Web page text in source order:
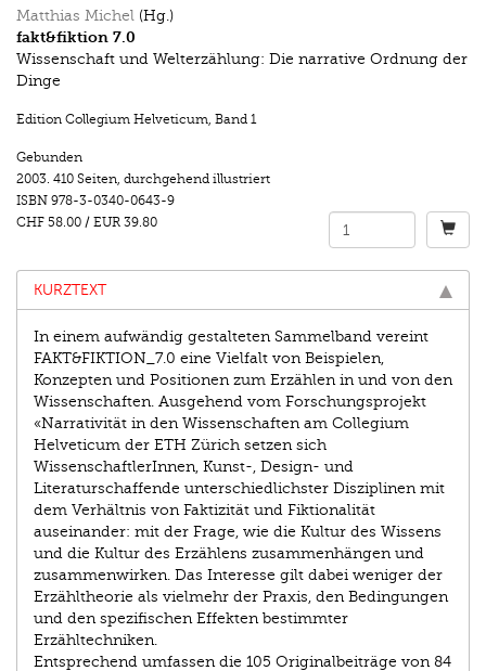
Matthias Michel (Hg.)
fakt&fiktion 7.0
Wissenschaft und Welterzählung: Die narrative Ordnung der
Dinge
Edition Collegium Helveticum, Band 1
Gebunden
2003. 410 Seiten, durchgehend illustriert
ISBN 978-3-0340-0643-9
CHF 58.00 / EUR 39.80
KURZTEXT
In einem aufwändig gestalteten Sammelband vereint
FAKT&FIKTION_7.0 eine Vielfalt von Beispielen,
Konzepten und Positionen zum Erzählen in und von den
Wissenschaften. Ausgehend vom Forschungsprojekt
«Narrativität in den Wissenschaften am Collegium
Helveticum der ETH Zürich setzen sich
WissenschaftlerInnen, Kunst-, Design- und
Literaturschaffende unterschiedlichster Disziplinen mit
dem Verhältnis von Faktizität und Fiktionalität
auseinander: mit der Frage, wie die Kultur des Wissens
und die Kultur des Erzählens zusammenhängen und
zusammenwirken. Das Interesse gilt dabei weniger der
Erzähltheorie als vielmehr der Praxis, den Bedingungen
und den spezifischen Effekten bestimmter
Erzähltechniken.
Entsprechend umfassen die 105 Originalbeiträge von 84